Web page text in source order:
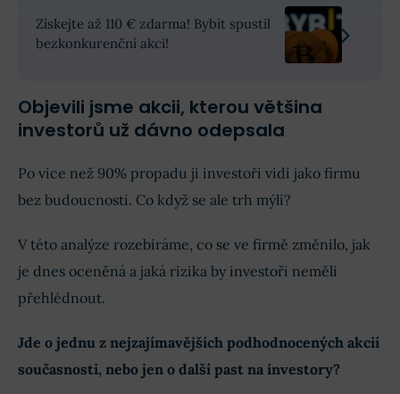
Získejte až 110 € zdarma! Bybit spustil
bezkonkurenční akci!
Objevili jsme akcii, kterou většina
investorů už dávno odepsala
Po více než 90% propadu ji investoři vidí jako firmu
bez budoucnosti. Co když se ale trh mýlí?
V této analýze rozebíráme, co se ve firmě změnilo, jak
je dnes oceněná a jaká rizika by investoři neměli
přehlédnout.
Jde o jednu z nejzajímavějších podhodnocených akcií
současnosti, nebo jen o další past na investory?